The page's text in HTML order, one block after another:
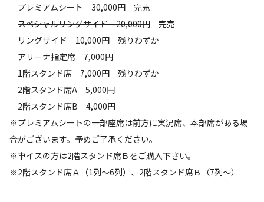
プレミアムシート 30,000円 完売
スペシャルリングサイド 20,000円 完売
リングサイド 10,000円 残りわずか
アリーナ指定席 7,000円
1階スタンド席 7,000円 残りわずか
2階スタンド席A 5,000円
2階スタンド席B 4,000円
※プレミアムシートの一部座席は前方に実況席、本部席がある場
合がございます。予めご了承ください。
※車イスの方は2階スタンド席Ｂをご購入下さい。
※2階スタンド席Ａ（1列～6列）、2階スタンド席Ｂ（7列～）